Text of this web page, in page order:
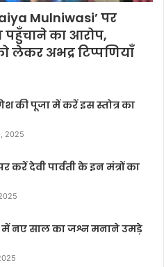
Mulniwasi’ पर
पहुँचाने का आरोप,
अभद्र टिप्पणियाँ
की पूजा में करें इस स्तोत्र का
2025
करें देवी पार्वती के इन मंत्रों का
में नए साल का जश्न मनाने उमड़े